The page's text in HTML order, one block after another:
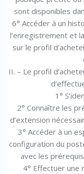
sont disponibles
6° Accéder à un
l’enregistrement et
sur le profil
II. – Le profil
1°
2° Connaître les
d’extension
3° Accéder à un
configuration du
avec les
4° Effectuer une